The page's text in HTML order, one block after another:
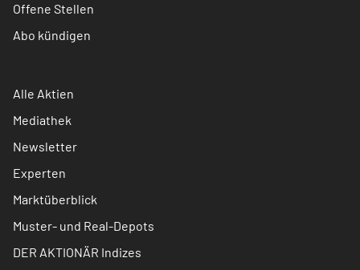
Offene Stellen
Abo kündigen
Alle Aktien
Mediathek
Newsletter
Experten
Marktüberblick
Muster- und Real-Depots
DER AKTIONÄR Indizes